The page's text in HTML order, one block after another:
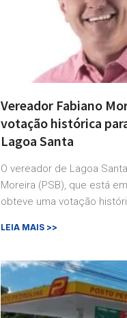
Vereador Fabiano
votação histórica
Lagoa Santa
O vereador de Lagoa
Moreira (PSB), que está
obteve uma votação
LEIA MAIS >>